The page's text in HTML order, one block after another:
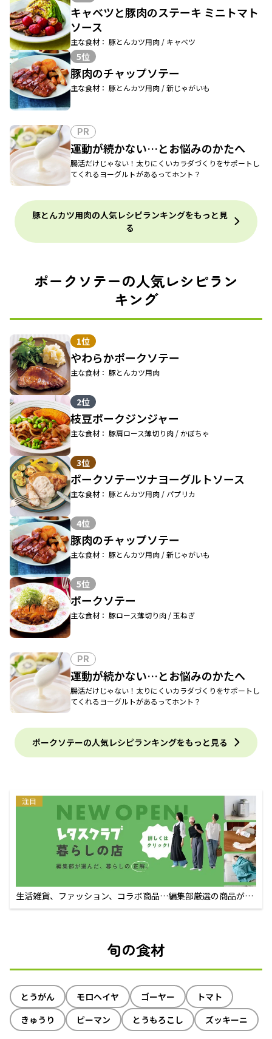
キャベツと豚肉のステーキ ミニトマト
ソース
主な食材： 豚とんカツ用肉 / キャベツ
5位
豚肉のチャップソテー
主な食材： 豚とんカツ用肉 / 新じゃがいも
PR
運動が続かない…とお悩みのかたへ
腸活だけじゃない！太りにくいカラダづくりをサポートし
てくれるヨーグルトがあるってホント？
豚とんカツ用肉の人気レシピランキングをもっと見
る
ポークソテーの人気レシピラン
キング
1位
やわらかポークソテー
主な食材： 豚とんカツ用肉
2位
枝豆ポークジンジャー
主な食材： 豚肩ロース薄切り肉 / かぼちゃ
3位
ポークソテーツナヨーグルトソース
主な食材： 豚とんカツ用肉 / パプリカ
4位
豚肉のチャップソテー
主な食材： 豚とんカツ用肉 / 新じゃがいも
5位
ポークソテー
主な食材： 豚ロース薄切り肉 / 玉ねぎ
PR
運動が続かない…とお悩みのかたへ
腸活だけじゃない！太りにくいカラダづくりをサポートし
てくれるヨーグルトがあるってホント？
ポークソテーの人気レシピランキングをもっと見る
注目
生活雑貨、ファッション、コラボ商品…編集部厳選の商品が買
えるECサイト
旬の食材
とうがん モロヘイヤ ゴーヤー
トマト
きゅうり
ピーマン とうもろこし ズッキーニ